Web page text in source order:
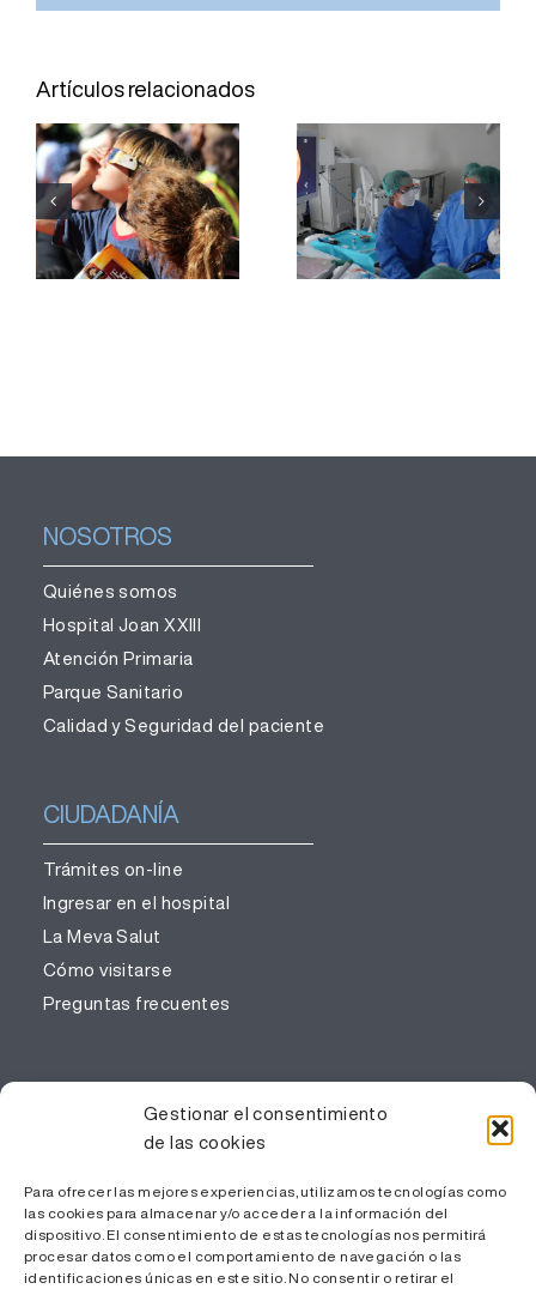
Gestionar el consentimiento
de las cookies
Para ofrecer las mejores experiencias, utilizamos tecnologías como
las cookies para almacenar y/o acceder a la información del
dispositivo. El consentimiento de estas tecnologías nos permitirá
procesar datos como el comportamiento de navegación o las
identificaciones únicas en este sitio. No consentir o retirar el
Artículos relacionados
Oftalmología
Joan XXIII
refuerza la
labor
divulgativa
El Hospital
una técnica
para
obtener
muestras de
teijido
NOSOTROS
Quiénes somos
Hospital Joan XXIII
Atención Primaria
Parque Sanitario
Calidad y Seguridad del paciente
CIUDADANÍA
Trámites on-line
Ingresar en el hospital
La Meva Salut
Cómo visitarse
Preguntas frecuentes
Gestión del conocimiento
Área Privada